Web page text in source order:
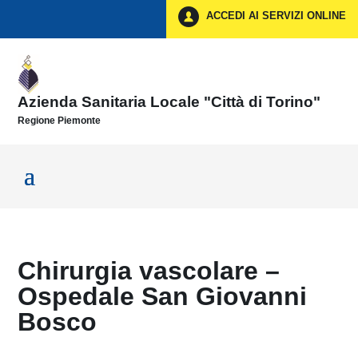
ACCEDI AI SERVIZI ONLINE
Azienda Sanitaria Locale "Città di Torino"
Regione Piemonte
Chirurgia vascolare –
Ospedale San Giovanni
Bosco